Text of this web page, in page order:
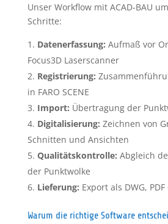
Unser Workflow mit ACAD-BAU
Schritte:
Datenerfassung: Aufmaß vor
Focus3D Laserscanner
Registrierung:
in FARO SCENE
Import: Übertragung der
Digitalisierung: Zeichnen von
Schnitten und Ansichten
Qualitätskontrolle: Abgleich
der Punktwolke
Lieferung: Export als DWG,
Warum die richtige Software